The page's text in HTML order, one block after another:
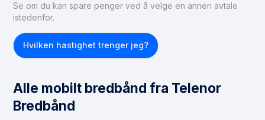
Se om du kan spare penger ved å velge en annen avtale
istedenfor.
Hvilken hastighet trenger jeg?
Alle mobilt bredbånd fra Telenor
Bredbånd